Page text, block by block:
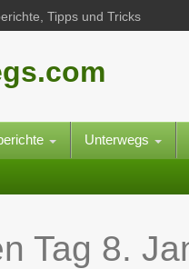
Tipps und Tricks
Unterwegs
Tag 8.